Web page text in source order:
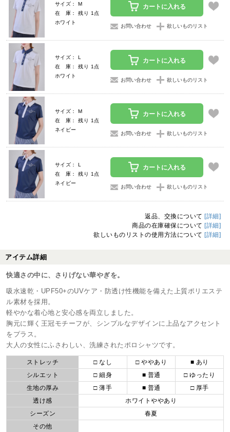
サイズ： M
在 庫： 残り 1点
ホワイト
カートに入れる
お問い合わせ 欲しいものリスト
サイズ： L
在 庫： 残り 1点
ホワイト
カートに入れる
お問い合わせ 欲しいものリスト
サイズ： M
在 庫： 残り 1点
ネイビー
カートに入れる
お問い合わせ 欲しいものリスト
サイズ： L
在 庫： 残り 1点
ネイビー
カートに入れる
お問い合わせ 欲しいものリスト
返品、交換について [詳細]
商品の在庫確保について [詳細]
欲しいものリストの使用方法について [詳細]
アイテム詳細
快適さの中に、さりげない華やぎを。
吸水速乾・UPF50+のUVケア・防透け性機能を備えた上質ポリエステ
ル素材を採用。
軽やかな着心地と安心感を両立しました。
胸元に輝く王冠モチーフが、シンプルなデザインに上品なアクセント
をプラス。
大人の女性にふさわしい、洗練されたポロシャツです。
ストレッチ □ なし □ ややあり
■ あり
シルエット
□ 細身 ■ 普通
□ ゆったり
生地の厚み
□ 薄手 ■ 普通
□ 厚手
透け感
ホワイトややあり
シーズン
春夏
その他